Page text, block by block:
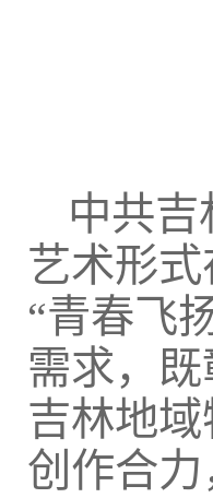
中共
艺术形
“青春飞
需求，
吉林地
创作合